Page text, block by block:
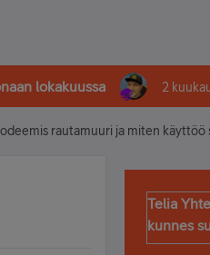
lokakuussa 2
rautamuuri ja miten käyttöö
Telia
kunnes